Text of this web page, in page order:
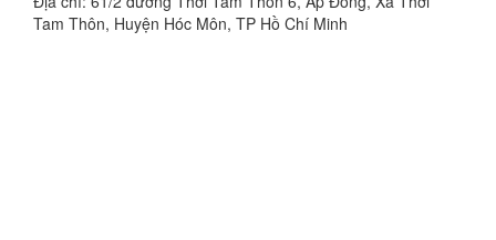
Tam Thôn, Huyện Hóc Môn, TP Hồ Chí Minh